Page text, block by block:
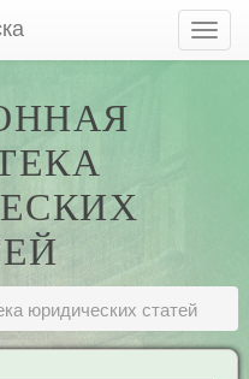
юридических статей